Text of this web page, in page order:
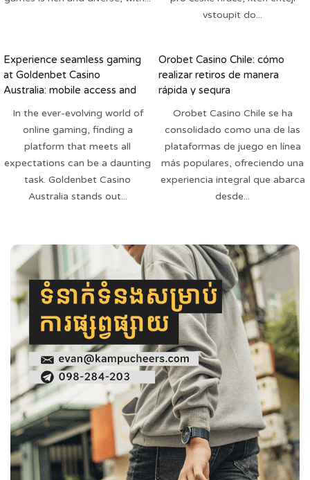
vstoupit do...
Experience seamless gaming
at Goldenbet Casino
Australia: mobile access and
In the ever-evolving world of
online gaming, finding a
platform that meets all
expectations can be a daunting
task. Goldenbet Casino
Australia stands out...
Orobet Casino Chile: cómo
realizar retiros de manera
rápida y segura
Orobet Casino Chile se ha
consolidado como una de las
plataformas de juego en línea
más populares, ofreciendo una
experiencia integral que abarca
desde...